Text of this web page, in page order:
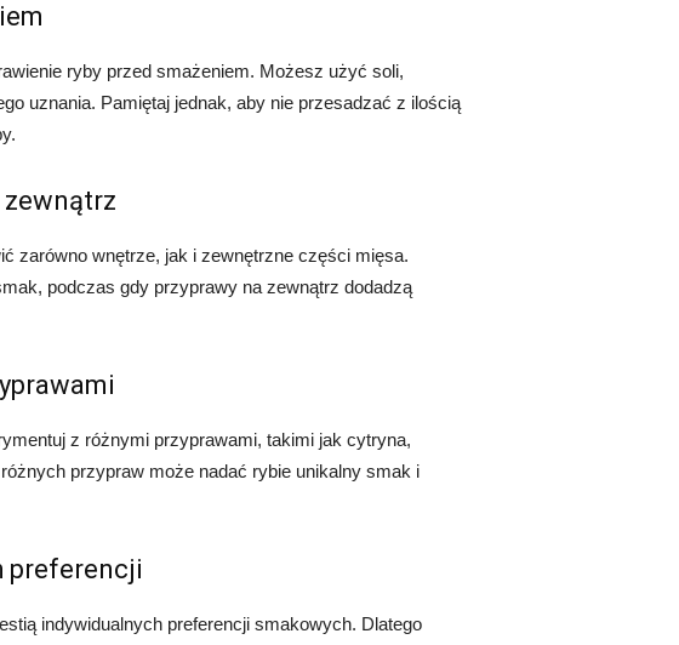
ryby przed smażeniem. Możesz użyć soli,
uznania. Pamiętaj jednak, aby nie przesadzać z ilością
zarówno wnętrze, jak i zewnętrzne części mięsa.
podczas gdy przyprawy na zewnątrz dodadzą
z różnymi przyprawami, takimi jak cytryna,
przypraw może nadać rybie unikalny smak i
preferencji
indywidualnych preferencji smakowych. Dlatego